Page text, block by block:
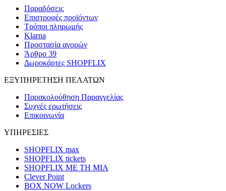
Παραδόσεις
Επιστροφές προϊόντων
Τρόποι πληρωμής
Klarna
Προστασία αγορών
Άρθρο 39
Δωροκάρτες SHOPFLIX
ΕΞΥΠΗΡΕΤΗΣΗ ΠΕΛΑΤΩΝ
Παρακολούθηση Παραγγελίας
Συχνές ερωτήσεις
Επικοινωνία
ΥΠΗΡΕΣΙΕΣ
SHOPFLIX max
SHOPFLIX tickets
SHOPFLIX ΜΕ ΤΗ ΜΙΑ
Clever Point
BOX NOW Lockers